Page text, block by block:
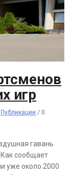
игр
Публикации / 0
гавань
сообщает
уже около 2000